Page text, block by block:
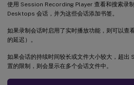
使用 Session Recording Player 查看和搜索录
Desktops 会话，并为这些会话添加书签。
如果录制会话时启用了实时播放功能，则可以查
的延迟）。
如果会话的持续时间较长或文件大小较大，超
置的限制，则会显示在多个会话文件中。